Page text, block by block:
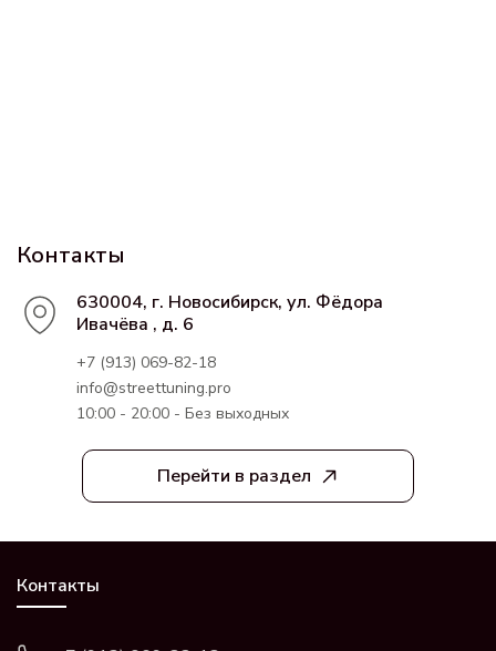
Перейти в раздел
Контакты
630004, г. Новосибирск, ул. Фёдора
Ивачёва , д. 6
+7 (913) 069-82-18
info@streettuning.pro
10:00 - 20:00 - Без выходных
Контакты